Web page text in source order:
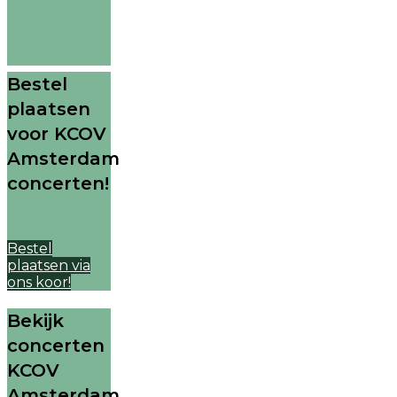
Bestel
plaatsen
voor KCOV
Amsterdam
concerten!
Bestel
plaatsen via
ons koor!
Bekijk
concerten
KCOV